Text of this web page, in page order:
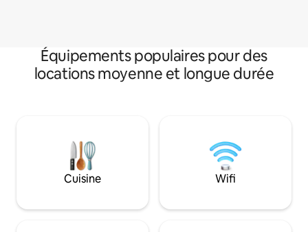
Équipements populaires pour des
locations moyenne et longue durée
Cuisine Wifi